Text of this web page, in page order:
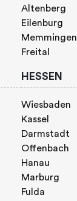
Altenberg
Eilenburg
Memmingen
Freital
HESSEN
Wiesbaden
Kassel
Darmstadt
Offenbach
Hanau
Marburg
Fulda